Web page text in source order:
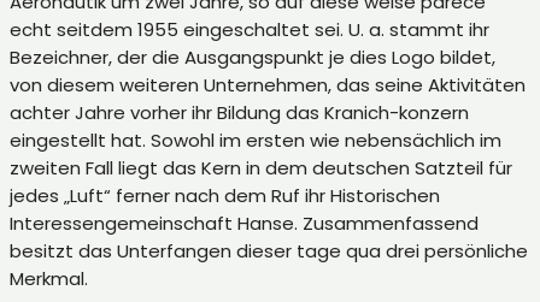
echt seitdem 1955 eingeschaltet sei. U. a. stammt ihr
Bezeichner, der die Ausgangspunkt je dies Logo bildet,
von diesem weiteren Unternehmen, das seine Aktivitäten
achter Jahre vorher ihr Bildung das Kranich-konzern
eingestellt hat. Sowohl im ersten wie nebensächlich im
zweiten Fall liegt das Kern in dem deutschen Satzteil für
jedes „Luft“ ferner nach dem Ruf ihr Historischen
Interessengemeinschaft Hanse. Zusammenfassend
besitzt das Unterfangen dieser tage qua drei persönliche
Merkmal.